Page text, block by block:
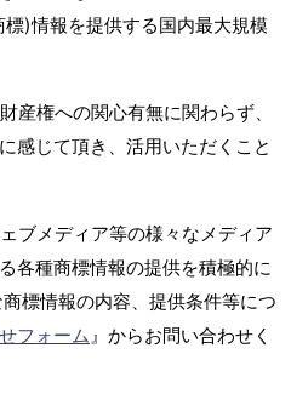
)情報を提供する国内最大規模
産権への関心有無に関わらず、
感じて頂き、活用いただくこと
ブメディア等の様々なメディア
各種商標情報の提供を積極的に
標情報の内容、提供条件等につ
フォーム』からお問い合わせく